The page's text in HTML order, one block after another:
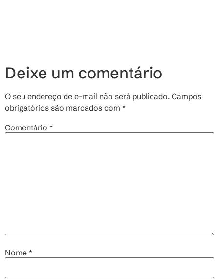
Deixe um comentário
O seu endereço de e-mail não será publicado. Campos
obrigatórios são marcados com *
Comentário *
Nome *